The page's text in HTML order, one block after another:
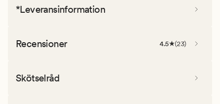
*Leveransinformation
Recensioner 4.5 (23)
Skötselråd